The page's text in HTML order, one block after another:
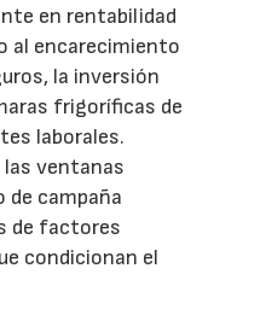
en rentabilidad
al encarecimiento
la inversión
frigoríficas de
laborales.
las ventanas
de campaña
de factores
condicionan el